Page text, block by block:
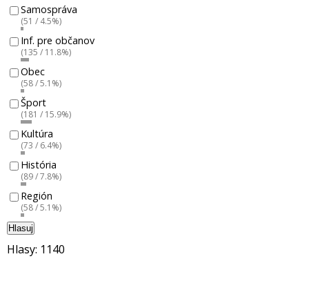
Samospráva
(51 / 4.5%)
Inf. pre občanov
(135 / 11.8%)
Obec
(58 / 5.1%)
Šport
(181 / 15.9%)
Kultúra
(73 / 6.4%)
História
(89 / 7.8%)
Región
(58 / 5.1%)
Hlasuj
Hlasy: 1140